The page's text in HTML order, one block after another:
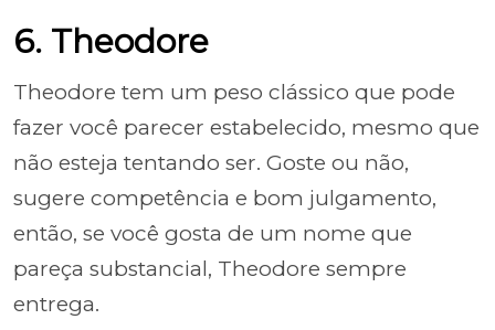
6. Theodore
Theodore tem um peso clássico que pode
fazer você parecer estabelecido, mesmo que
não esteja tentando ser. Goste ou não,
sugere competência e bom julgamento,
então, se você gosta de um nome que
pareça substancial, Theodore sempre
entrega.